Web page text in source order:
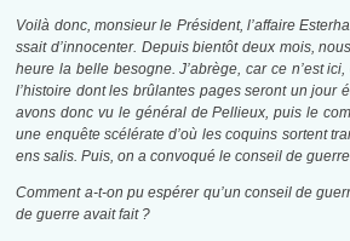
Voilà donc, monsieur le Président, l’affaire
ssait d’innocenter. Depuis bientôt deux mois,
heure la belle besogne. J’abrège, car ce n’est
l’histoire dont les brûlantes pages seront un jour
avons donc vu le général de Pellieux, puis le
une enquête scélérate d’où les coquins sortent
ens salis. Puis, on a convoqué le conseil de
Comment a-t-on pu espérer qu’un conseil de
de guerre avait fait ?